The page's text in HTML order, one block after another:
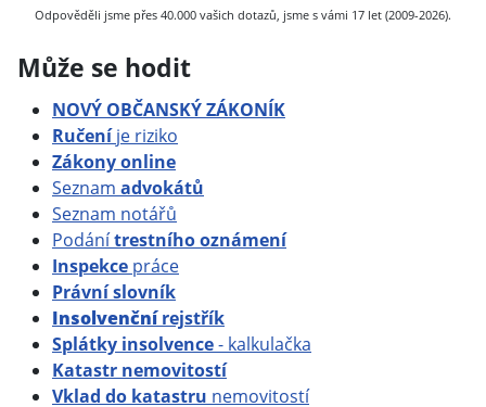
Odpověděli jsme přes 40.000 vašich dotazů, jsme s vámi 17 let (2009-2026).
Může se hodit
NOVÝ OBČANSKÝ ZÁKONÍK
Ručeníje riziko
Zákony online
Seznam advokátů
Seznam notářů
Podánítrestního oznámení
Inspekce práce
Právní slovník
Insolvenčnírejstřík
Splátky insolvence- kalkulačka
Katastr nemovitostí
Vklad do katastru nemovitostí